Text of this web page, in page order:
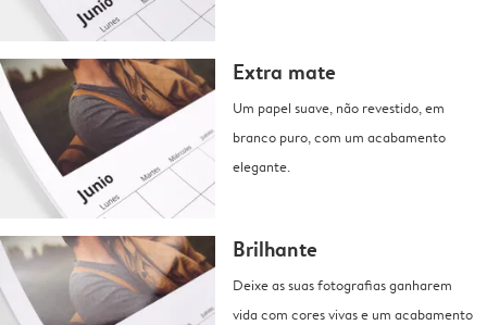
Extra mate
Um papel suave, não revestido, em
branco puro, com um acabamento
elegante.
Brilhante
Deixe as suas fotografias ganharem
vida com cores vivas e um acabamento